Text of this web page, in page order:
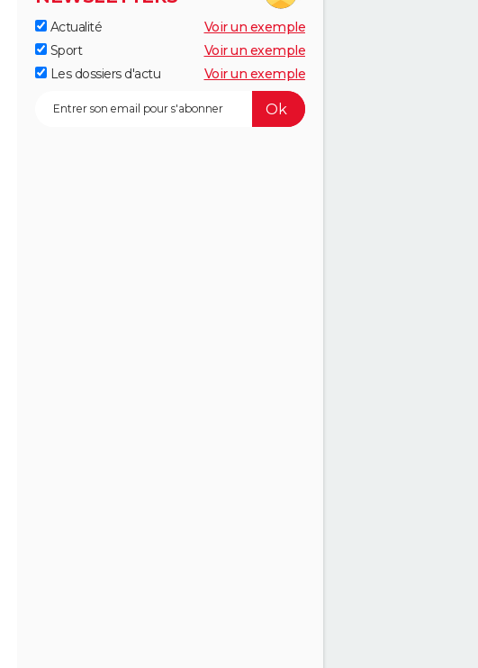
Actualité
Voir un exemple
Sport
Voir un exemple
Les dossiers d'actu
Voir un exemple